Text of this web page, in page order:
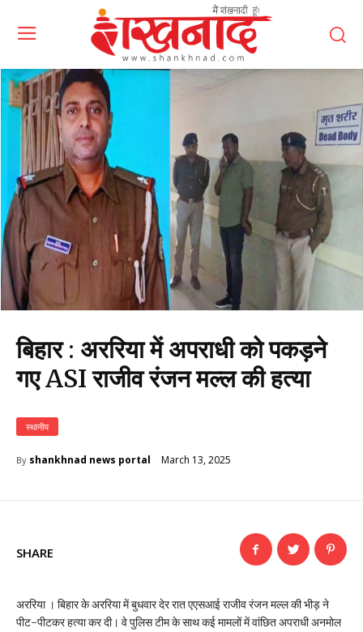
बिहार : अररिया में अपराधी को पकड़ने
गए ASI राजीव रंजन मल्ल की हत्या
स्थानीय
By shankhnad news portal March 13, 2025
SHARE
अररिया । बिहार के अररिया में बुधवार देर रात एएसआई राजीव रंजन मल्ल की भीड़ ने
पीट-पीटकर हत्या कर दी। वे पुलिस टीम के साथ कई मामलों में वांछित अपराधी अनमोल